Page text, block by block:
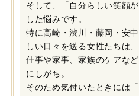
そして、「自分らしい笑顔
した悩みです。
特に高崎・渋川・藤岡・安
しい日々を送る女性たちは、
仕事や家事、家族のケアな
にしがち。
そのため気付いたときには